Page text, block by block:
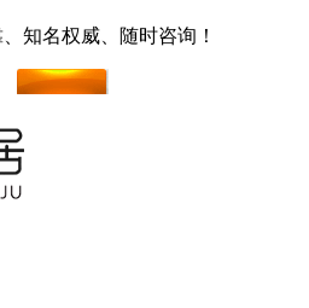
知名权威、随时咨询！